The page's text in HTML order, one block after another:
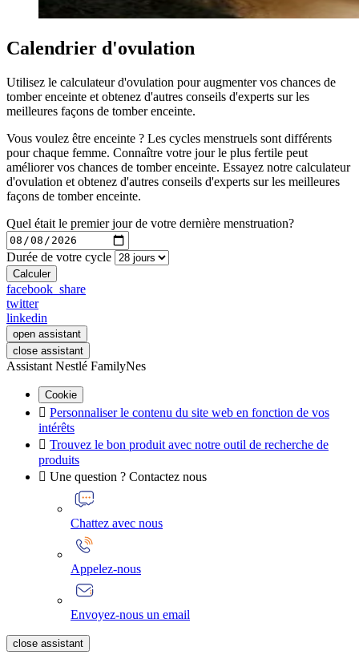
Calendrier d'ovulation
Utilisez le calculateur d'ovulation pour augmenter vos chances de
tomber enceinte et obtenez d'autres conseils d'experts sur les
meilleures façons de tomber enceinte.
Vous voulez être enceinte ? Les cycles menstruels sont différents
pour chaque femme. Connaître votre jour le plus fertile peut
améliorer vos chances de tomber enceinte. Essayez notre calculateur
d'ovulation et obtenez d'autres conseils d'experts sur les meilleures
façons de tomber enceinte.
Quel était le premier jour de votre dernière menstruation?
Durée de votre cycle
facebook_share
twitter
linkedin
open assistant
close assistant
Assistant Nestlé FamilyNes
Cookie
 Personnaliser le contenu du site web en fonction de vos
intérêts
 Trouvez le bon produit avec notre outil de recherche de
produits
 Une question ? Contactez nous
Chattez avec nous
Appelez-nous
Envoyez-nous un email
close assistant